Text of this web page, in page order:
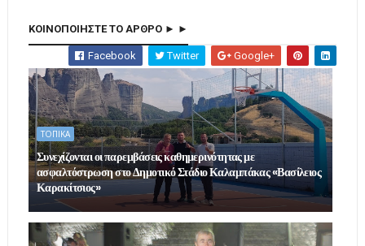
ΚΟΙΝΟΠΟΙΗΣΤΕ ΤΟ ΑΡΘΡΟ ► ►
Facebook Twitter Google+
ΤΟΠΙΚΑ
Συνεχίζονται οι παρεμβάσεις καθημερινότητας με
ασφαλτόστρωση στο Δημοτικό Στάδιο Καλαμπάκας «Βασίλειος
Καρακίτσιος»